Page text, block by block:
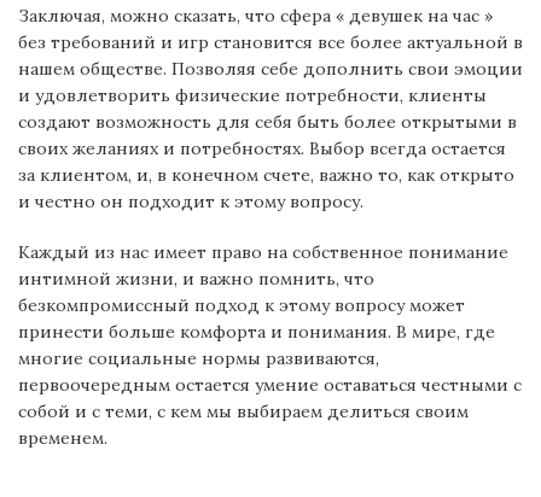
Заключая, можно сказать, что сфера « девушек на час »
без требований и игр становится все более актуальной в
нашем обществе. Позволяя себе дополнить свои эмоции
и удовлетворить физические потребности, клиенты
создают возможность для себя быть более открытыми в
своих желаниях и потребностях. Выбор всегда остается
за клиентом, и, в конечном счете, важно то, как открыто
и честно он подходит к этому вопросу.
Каждый из нас имеет право на собственное понимание
интимной жизни, и важно помнить, что
безкомпромиссный подход к этому вопросу может
принести больше комфорта и понимания. В мире, где
многие социальные нормы развиваются,
первоочередным остается умение оставаться честными с
собой и с теми, с кем мы выбираем делиться своим
временем.